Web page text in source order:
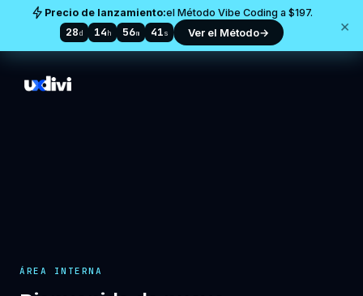
Precio de lanzamiento:el Método Vibe Coding a $197.
28d 14h 56m 41s Ver el Método→ ×
ÁREA INTERNA